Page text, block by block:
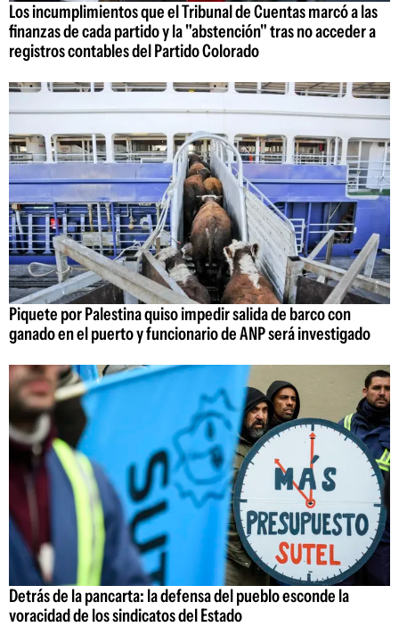
Los incumplimientos que el Tribunal de Cuentas marcó a las
finanzas de cada partido y la "abstención" tras no acceder a
registros contables del Partido Colorado
Piquete por Palestina quiso impedir salida de barco con
ganado en el puerto y funcionario de ANP será investigado
Detrás de la pancarta: la defensa del pueblo esconde la
voracidad de los sindicatos del Estado